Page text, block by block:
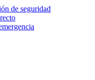
de seguridad